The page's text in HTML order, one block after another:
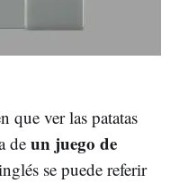
que ver las patatas
de un juego de
se puede referir